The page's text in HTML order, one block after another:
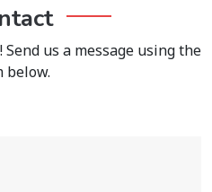
us a message using the
below.